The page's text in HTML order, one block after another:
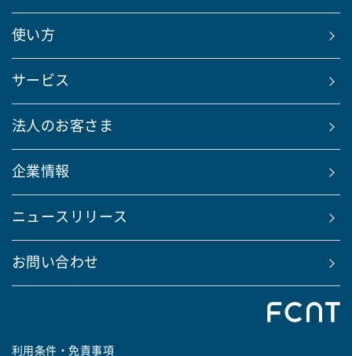
使い方
サービス
法人のお客さま
企業情報
ニュースリリース
お問い合わせ
利用条件・免責事項